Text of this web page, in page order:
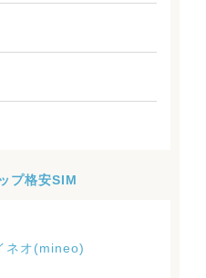
プ格安SIM
ネオ(mineo)